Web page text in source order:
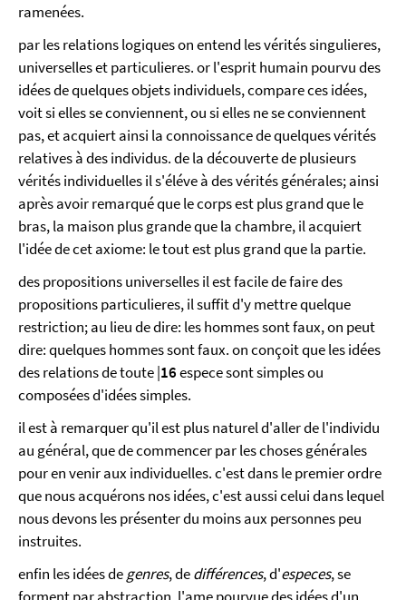
ramenées.
par les relations logiques on entend les vérités singulieres,
universelles et particulieres. or l'esprit humain pourvu des
idées de quelques objets individuels, compare ces idées,
voit si elles se conviennent, ou si elles ne se conviennent
pas, et acquiert ainsi la connoissance de quelques vérités
relatives à des individus. de la découverte de plusieurs
vérités individuelles il s'éléve à des vérités générales; ainsi
après avoir remarqué que le corps est plus grand que le
bras, la maison plus grande que la chambre, il acquiert
l'idée de cet axiome: le tout est plus grand que la partie.
des propositions universelles il est facile de faire des
propositions particulieres, il suffit d'y mettre quelque
restriction; au lieu de dire: les hommes sont faux, on peut
dire: quelques hommes sont faux. on conçoit que les idées
des relations de toute |16espece sont simples ou
composées d'idées simples.
il est à remarquer qu'il est plus naturel d'aller de l'individu
au général, que de commencer par les choses générales
pour en venir aux individuelles. c'est dans le premier ordre
que nous acquérons nos idées, c'est aussi celui dans lequel
nous devons les présenter du moins aux personnes peu
instruites.
enfin les idées degenres, dedifférences, d'especes, se